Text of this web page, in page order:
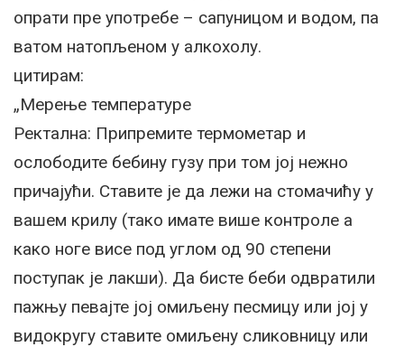
опрати пре употребе – сапуницом и водом, па
ватом натопљеном у алкохолу.
цитирам:
„Мерење температуре
Ректална: Припремите термометар и
ослободите бебину гузу при том јој нежно
причајући. Ставите је да лежи на стомачићу у
вашем крилу (тако имате више контроле а
како ноге висе под углом од 90 степени
поступак је лакши). Да бисте беби одвратили
пажњу певајте јој омиљену песмицу или јој у
видокругу ставите омиљену сликовницу или